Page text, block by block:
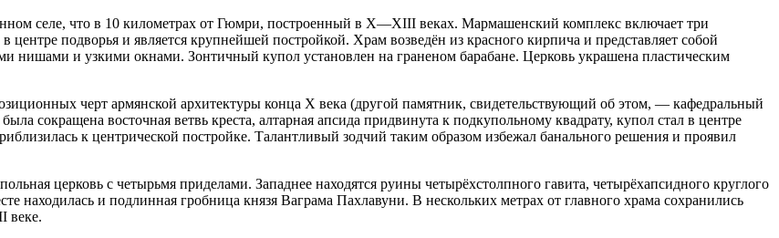
что в 10 километрах от Гюмри, построенный в X—XIII веках. Мармашенский комплекс включает три
центре подворья и является крупнейшей постройкой. Храм возведён из красного кирпича и представляет собой
нишами и узкими окнами. Зонтичный купол установлен на граненом барабане. Церковь украшена пластическим
черт армянской архитектуры конца X века (другой памятник, свидетельствующий об этом, — кафедральный
сокращена восточная ветвь креста, алтарная апсида придвинута к подкупольному квадрату, купол стал в центре
к центрической постройке. Талантливый зодчий таким образом избежал банального решения и проявил
церковь с четырьмя приделами. Западнее находятся руины четырёхстолпного гавита, четырёхапсидного круглого
находилась и подлинная гробница князя Ваграма Пахлавуни. В нескольких метрах от главного храма сохранились
веке.